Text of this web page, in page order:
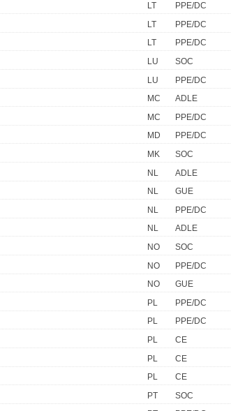
LT
PPE/DC
LT
PPE/DC
LT
PPE/DC
LU
SOC
LU
PPE/DC
MC
ADLE
MC
PPE/DC
MD
PPE/DC
MK
SOC
NL
ADLE
NL
GUE
NL
PPE/DC
NL
ADLE
NO
SOC
NO
PPE/DC
NO
GUE
PL
PPE/DC
PL
PPE/DC
PL
CE
PL
CE
PL
CE
PT
SOC